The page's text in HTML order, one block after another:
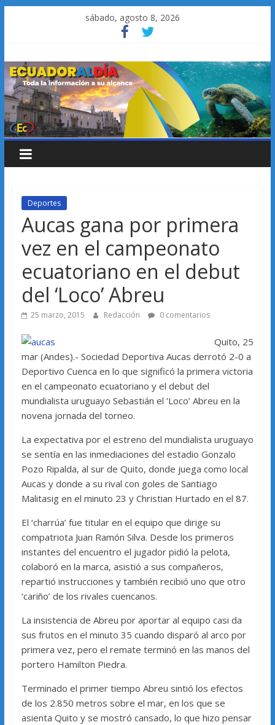
sábado, agosto 8, 2026
Deportes
Aucas gana por primera
vez en el campeonato
ecuatoriano en el debut
del ‘Loco’ Abreu
25 marzo, 2015 Redacción 0 comentarios
Quito, 25
mar (Andes).- Sociedad Deportiva Aucas derrotó 2-0 a
Deportivo Cuenca en lo que significó la primera victoria
en el campeonato ecuatoriano y el debut del
mundialista uruguayo Sebastián el ‘Loco’ Abreu en la
novena jornada del torneo.
La expectativa por el estreno del mundialista uruguayo
se sentía en las inmediaciones del estadio Gonzalo
Pozo Ripalda, al sur de Quito, donde juega como local
Aucas y donde a su rival con goles de Santiago
Malitasig en el minuto 23 y Christian Hurtado en el 87.
El ‘charrúa’ fue titular en el equipo que dirige su
compatriota Juan Ramón Silva. Desde los primeros
instantes del encuentro el jugador pidió la pelota,
colaboró en la marca, asistió a sus compañeros,
repartió instrucciones y también recibió uno que otro
‘cariño’ de los rivales cuencanos.
La insistencia de Abreu por aportar al equipo casi da
sus frutos en el minuto 35 cuando disparó al arco por
primera vez, pero el remate terminó en las manos del
portero Hamilton Piedra.
Terminado el primer tiempo Abreu sintió los efectos
de los 2.850 metros sobre el mar, en los que se
asienta Quito y se mostró cansado, lo que hizo pensar